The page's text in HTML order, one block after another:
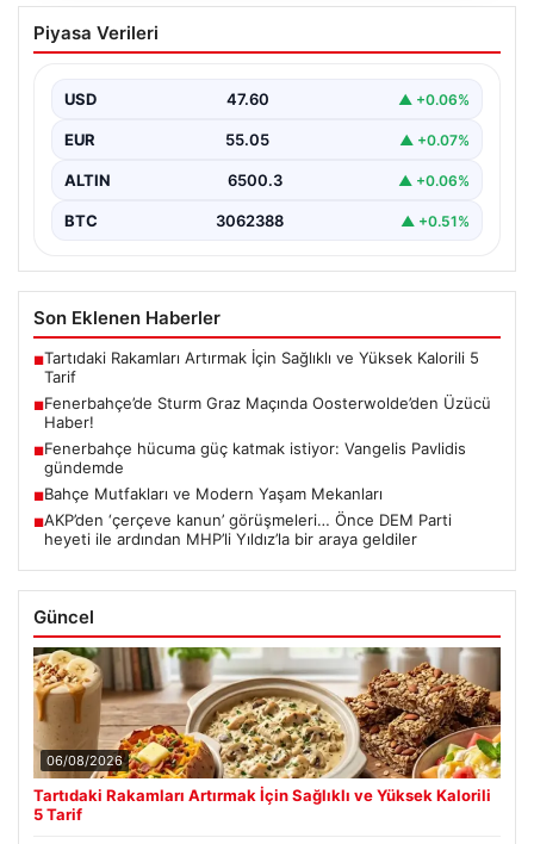
Fenerbahçe’de Sturm Graz Maçında
Oosterwolde’den Üzücü Haber!
Almanya temsilcisi Sturm Graz'ı evinde ağırladı.
Mücadele…
Piyasa Verileri
USD 47.60 ▲ +0.06%
EUR 55.05 ▲ +0.07%
ALTIN 6500.3 ▲ +0.06%
BTC 3062388 ▲ +0.51%
Son Eklenen Haberler
■Tartıdaki Rakamları Artırmak İçin Sağlıklı ve Yüksek Kalorili 5
Tarif
■Fenerbahçe’de Sturm Graz Maçında Oosterwolde’den Üzücü
Haber!
■Fenerbahçe hücuma güç katmak istiyor: Vangelis Pavlidis
gündemde
■Bahçe Mutfakları ve Modern Yaşam Mekanları
■AKP’den ‘çerçeve kanun’ görüşmeleri… Önce DEM Parti
heyeti ile ardından MHP’li Yıldız’la bir araya geldiler
Güncel
06/08/2026
Tartıdaki Rakamları Artırmak İçin Sağlıklı ve Yüksek Kalorili
5 Tarif